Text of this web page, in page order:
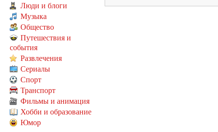
Люди и блоги
Музыка
Общество
Путешествия и
события
Развлечения
Сериалы
Спорт
Транспорт
Фильмы и анимация
Хобби и образование
Юмор